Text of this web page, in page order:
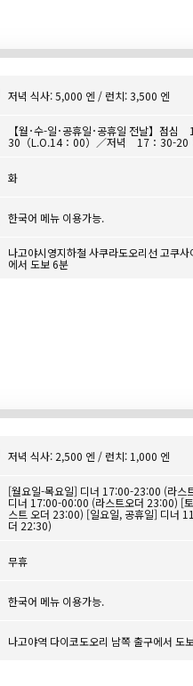
저녁 식사: 5,000 엔 / 런치: 3,500 엔
【월･수-일･공휴일･공휴일 전날】점심
30（L.O.14：00）／저녁 17：30-20
화
한국어 메뉴 이용가능.
나고야시영지하철 사쿠라도오리선 고쿠
에서 도보 6분
저녁 식사: 2,500 엔 / 런치: 1,000 엔
[월요일-목요일] 디너 17:00-23:00 (라스
디너 17:00-00:00 (라스트오더 23:00) [
스트 오더 23:00) [일요일, 공휴일] 디너
더 22:30)
무휴
한국어 메뉴 이용가능.
나고야역 다이코도오리 남쪽 출구에서 도